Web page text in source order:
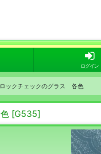
ログイン
ックチェックのグラス 各色
[G535]